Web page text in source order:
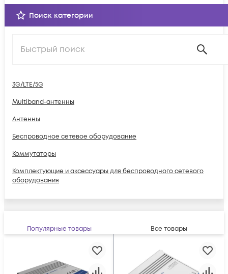
Поиск категории
3G/LTE/5G
Multiband-антенны
Антенны
Беспроводное сетевое оборудование
Коммутаторы
Комплектующие и аксессуары для беспроводного сетевого
оборудования
Кронштейны
Маршрутизаторы для корпоративных клиентов
Точки доступа Wi-Fi
Популярные товары Все товары